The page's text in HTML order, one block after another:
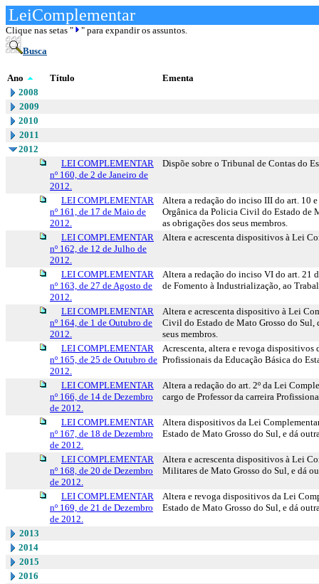
LeiComplementar
Clique nas setas "
" para expandir os assuntos.
Busca
Ano Título
Ementa
2008
2009
2010
2011
2012
LEI COMPLEMENTAR
nº 160, de 2 de Janeiro de
2012.
Dispõe sobre o Tribunal de Contas do
LEI COMPLEMENTAR
nº 161, de 17 de Maio de
2012.
Altera a redação do inciso III do art. 10
Orgânica da Policia Civil do Estado de
as obrigações dos seus membros.
LEI COMPLEMENTAR
nº 162, de 12 de Julho de
2012.
Altera e acrescenta dispositivos à Lei
LEI COMPLEMENTAR
nº 163, de 27 de Agosto de
2012.
Altera a redação do inciso VI do art. 21
de Fomento à Industrialização, ao
LEI COMPLEMENTAR
nº 164, de 1 de Outubro de
2012.
Altera e acrescenta dispositivo à Lei
Civil do Estado de Mato Grosso do Sul,
seus membros.
LEI COMPLEMENTAR
nº 165, de 25 de Outubro de
2012.
Acrescenta, altera e revoga dispositivos
Profissionais da Educação Básica do
LEI COMPLEMENTAR
nº 166, de 14 de Dezembro
de 2012.
Altera a redação do art. 2º da Lei
cargo de Professor da carreira
LEI COMPLEMENTAR
nº 167, de 18 de Dezembro
de 2012.
Altera dispositivos da Lei
Estado de Mato Grosso do Sul, e dá
LEI COMPLEMENTAR
nº 168, de 20 de Dezembro
de 2012.
Altera e acrescenta dispositivos à Lei
Militares de Mato Grosso do Sul, e dá
LEI COMPLEMENTAR
nº 169, de 21 de Dezembro
de 2012.
Altera e revoga dispositivos da Lei
Estado de Mato Grosso do Sul, e dá
2013
2014
2015
2016